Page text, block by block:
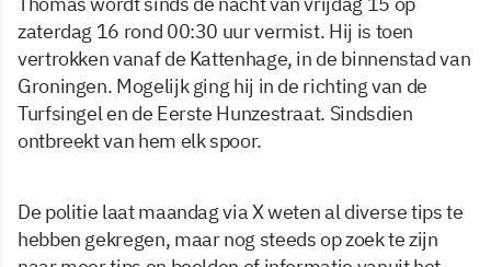
zaterdag 16 rond 00:30 uur vermist. Hij is toen
vertrokken vanaf de Kattenhage, in de binnenstad van
Groningen. Mogelijk ging hij in de richting van de
Turfsingel en de Eerste Hunzestraat. Sindsdien
ontbreekt van hem elk spoor.
De politie laat maandag via X weten al diverse tips te
hebben gekregen, maar nog steeds op zoek te zijn